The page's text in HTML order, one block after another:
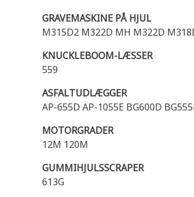
GRAVEMASKINE PÅ HJUL
M315D2 M322D MH M322D
KNUCKLEBOOM-LÆSSER
559
ASFALTUDLÆGGER
AP-655D AP-1055E BG600D
MOTORGRADER
12M 120M
GUMMIHJULSSCRAPER
613G